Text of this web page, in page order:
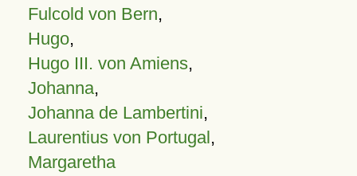
Fulcold von Bern,
Hugo,
Hugo III. von Amiens,
Johanna,
Johanna de Lambertini,
Laurentius von Portugal,
Margaretha